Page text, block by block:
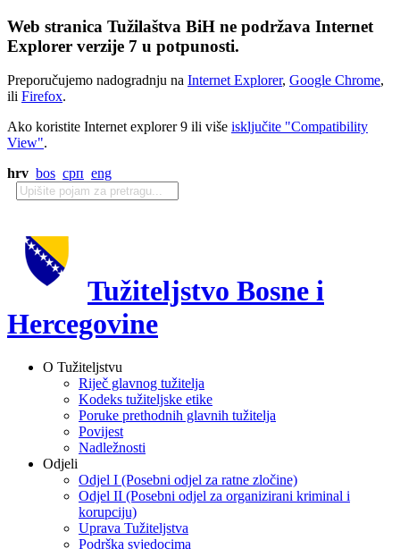
Web stranica Tužilaštva BiH ne podržava Internet
Explorer verzije 7 u potpunosti.
Preporučujemo nadogradnju na Internet Explorer, Google Chrome,
ili Firefox.
Ako koristite Internet explorer 9 ili više isključite "Compatibility
View".
hrv bos срп eng
Tužiteljstvo Bosne i
Hercegovine
O Tužiteljstvu
Riječ glavnog tužitelja
Kodeks tužiteljske etike
Poruke prethodnih glavnih tužitelja
Povijest
Nadležnosti
Odjeli
Odjel I (Posebni odjel za ratne zločine)
Odjel II (Posebni odjel za organizirani kriminal i
korupciju)
Uprava Tužiteljstva
Podrška svjedocima